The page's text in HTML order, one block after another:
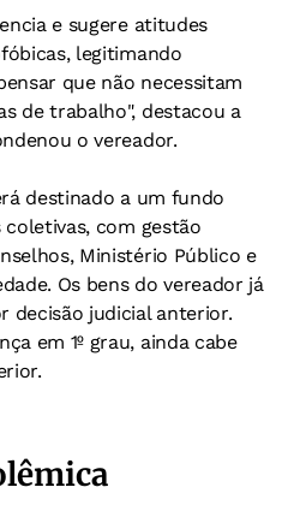
e sugere atitudes
legitimando
que não necessitam
de trabalho", destacou a
o vereador.
destinado a um fundo
com gestão
Ministério Público e
Os bens do vereador já
decisão judicial anterior.
em 1º grau, ainda cabe